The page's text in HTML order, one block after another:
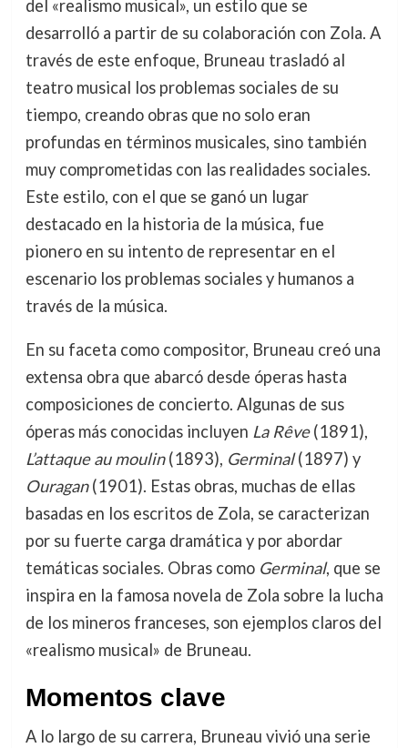
del «realismo musical», un estilo que se
desarrolló a partir de su colaboración con Zola. A
través de este enfoque, Bruneau trasladó al
teatro musical los problemas sociales de su
tiempo, creando obras que no solo eran
profundas en términos musicales, sino también
muy comprometidas con las realidades sociales.
Este estilo, con el que se ganó un lugar
destacado en la historia de la música, fue
pionero en su intento de representar en el
escenario los problemas sociales y humanos a
través de la música.
En su faceta como compositor, Bruneau creó una
extensa obra que abarcó desde óperas hasta
composiciones de concierto. Algunas de sus
óperas más conocidas incluyen La Rêve(1891),
L’attaque au moulin(1893), Germinal(1897) y
Ouragan(1901). Estas obras, muchas de ellas
basadas en los escritos de Zola, se caracterizan
por su fuerte carga dramática y por abordar
temáticas sociales. Obras como Germinal, que se
inspira en la famosa novela de Zola sobre la lucha
de los mineros franceses, son ejemplos claros del
«realismo musical» de Bruneau.
Momentos clave
A lo largo de su carrera, Bruneau vivió una serie